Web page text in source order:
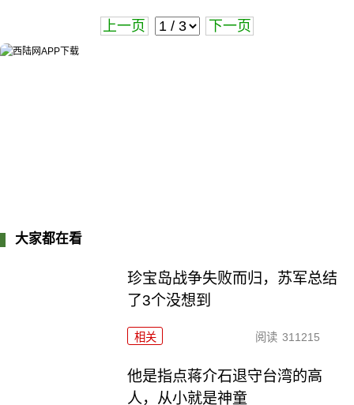
上一页 下一页
大家都在看
珍宝岛战争失败而归，苏军总结
了3个没想到
相关 阅读 311215
他是指点蒋介石退守台湾的高
人，从小就是神童